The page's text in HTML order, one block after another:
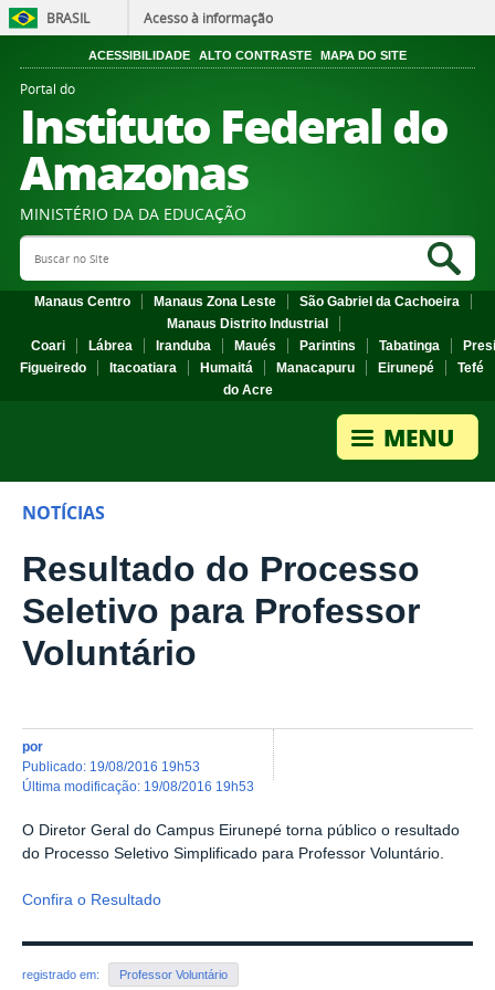
BRASIL Acesso à informação
ACESSIBILIDADE ALTO CONTRASTE MAPA DO SITE
Portal do
Instituto Federal do
Amazonas
MINISTÉRIO DA DA EDUCAÇÃO
Search Site
Manaus Centro Manaus Zona Leste
São Gabriel da Cachoeira
Manaus Distrito Industrial
Coari
Lábrea Iranduba Maués Parintins Tabatinga
Figueiredo
Itacoatiara Humaitá Manacapuru Eirunepé
Tefé
do Acre
NOTÍCIAS
Resultado do Processo
Seletivo para Professor
Voluntário
por
publicado: 19/08/2016 19h53
última modificação: 19/08/2016 19h53
O Diretor Geral do Campus Eirunepé torna público o resultado
do Processo Seletivo Simplificado para Professor Voluntário.
Confira o Resultado
registrado em: Professor Voluntário